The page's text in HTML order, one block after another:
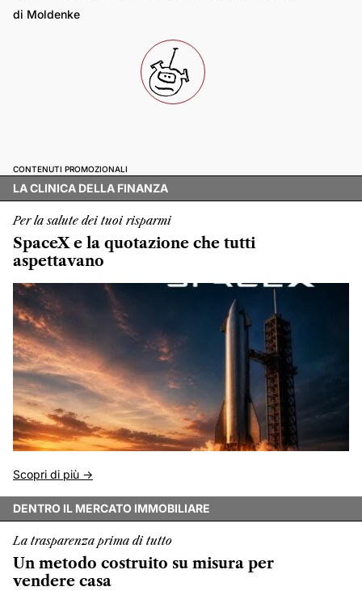
di Moldenke
CONTENUTI PROMOZIONALI
LA CLINICA DELLA FINANZA
Per la salute dei tuoi risparmi
SpaceX e la quotazione che tutti
aspettavano
Scopri di più ->
DENTRO IL MERCATO IMMOBILIARE
La trasparenza prima di tutto
Un metodo costruito su misura per
vendere casa